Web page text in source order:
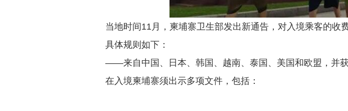
当地时间11月，柬埔寨卫生部发出新通告，对入境乘客的收
具体规则如下：
——来自中国、日本、韩国、越南、泰国、美国和欧盟，并
在入境柬埔寨须出示多项文件，包括：